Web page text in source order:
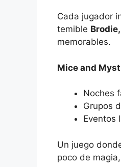
Cada jugador
temible
memorables.
Mice and
Noches
Grupos
Eventos
Un juego
poco de